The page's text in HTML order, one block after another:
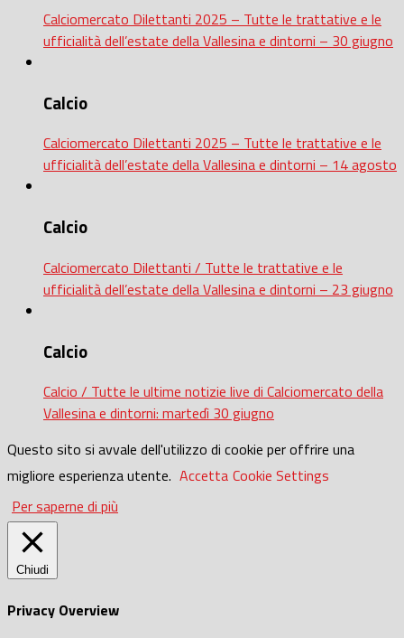
Calciomercato Dilettanti 2025 – Tutte le trattative e le
ufficialità dell’estate della Vallesina e dintorni – 30 giugno
Calcio
Calciomercato Dilettanti 2025 – Tutte le trattative e le
ufficialità dell’estate della Vallesina e dintorni – 14 agosto
Calcio
Calciomercato Dilettanti / Tutte le trattative e le
ufficialità dell’estate della Vallesina e dintorni – 23 giugno
Calcio
Calcio / Tutte le ultime notizie live di Calciomercato della
Vallesina e dintorni: martedì 30 giugno
Questo sito si avvale dell'utilizzo di cookie per offrire una
migliore esperienza utente. Accetta Cookie Settings
Per saperne di più
Chiudi
Privacy Overview